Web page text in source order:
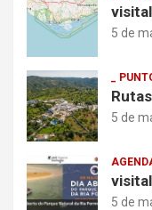
5 de
_
5 de
5 de